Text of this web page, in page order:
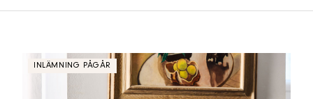
INLÄMNING PÅGÅR